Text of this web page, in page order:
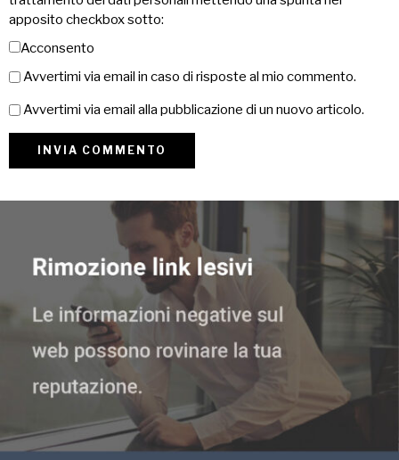
apposito checkbox sotto:
Acconsento
Avvertimi via email in caso di risposte al mio commento.
Avvertimi via email alla pubblicazione di un nuovo articolo.